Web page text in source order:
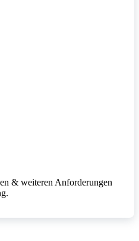
& weiteren Anforderungen